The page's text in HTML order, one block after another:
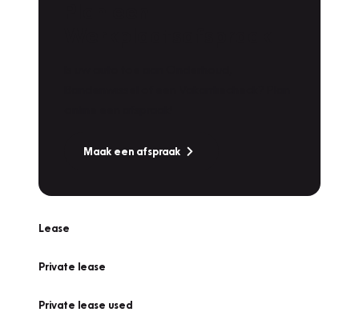
Maak een afspraak
Lease
Private lease
Private lease used